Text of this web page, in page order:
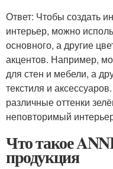
Ответ: Чтобы создать
интерьер, можно
основного, а другие
акцентов. Например,
для стен и мебели, а
текстиля и
различные оттенки
неповторимый
Что такое
продукция